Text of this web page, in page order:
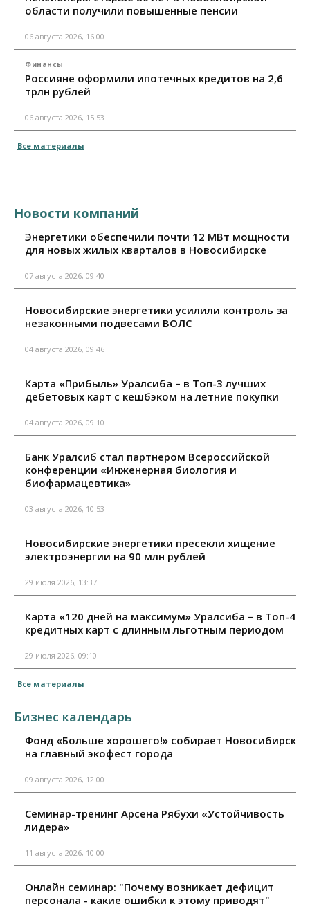
области получили повышенные пенсии
06 августа 2026, 16:00
Финансы
Россияне оформили ипотечных кредитов на 2,6
трлн рублей
06 августа 2026, 15:53
Все материалы
Новости компаний
Энергетики обеспечили почти 12 МВт мощности
для новых жилых кварталов в Новосибирске
07 августа 2026, 09:40
Новосибирские энергетики усилили контроль за
незаконными подвесами ВОЛС
04 августа 2026, 09:46
Карта «Прибыль» Уралсиба – в Топ-3 лучших
дебетовых карт с кешбэком на летние покупки
04 августа 2026, 09:10
Банк Уралсиб стал партнером Всероссийской
конференции «Инженерная биология и
биофармацевтика»
03 августа 2026, 10:53
Новосибирские энергетики пресекли хищение
электроэнергии на 90 млн рублей
29 июля 2026, 13:37
Карта «120 дней на максимум» Уралсиба – в Топ-4
кредитных карт с длинным льготным периодом
29 июля 2026, 09:10
Все материалы
Бизнес календарь
Фонд «Больше хорошего!» собирает Новосибирск
на главный экофест города
09 августа 2026, 12:00
Семинар-тренинг Арсена Рябухи «Устойчивость
лидера»
11 августа 2026, 10:00
Онлайн семинар: "Почему возникает дефицит
персонала - какие ошибки к этому приводят"